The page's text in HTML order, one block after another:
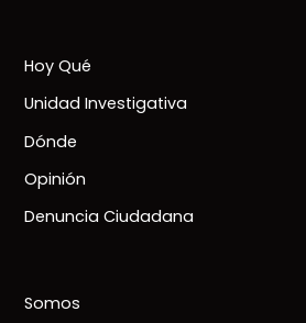
Hoy Qué
Unidad Investigativa
Dónde
Opinión
Denuncia Ciudadana
Somos